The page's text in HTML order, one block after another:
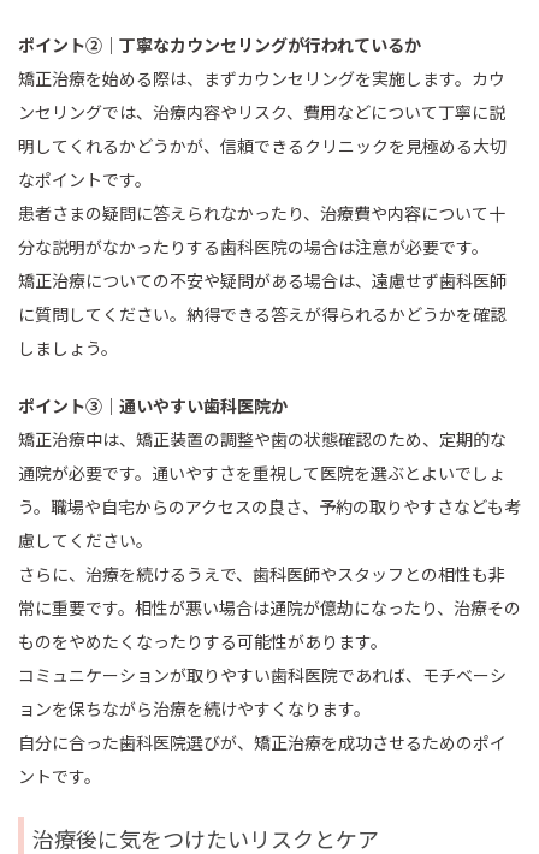
ポイント②｜丁寧なカウンセリングが行われているか
矯正治療を始める際は、まずカウンセリングを実施します。カウ
ンセリングでは、治療内容やリスク、費用などについて丁寧に説
明してくれるかどうかが、信頼できるクリニックを見極める大切
なポイントです。
患者さまの疑問に答えられなかったり、治療費や内容について十
分な説明がなかったりする歯科医院の場合は注意が必要です。
矯正治療についての不安や疑問がある場合は、遠慮せず歯科医師
に質問してください。納得できる答えが得られるかどうかを確認
しましょう。
ポイント③｜通いやすい歯科医院か
矯正治療中は、矯正装置の調整や歯の状態確認のため、定期的な
通院が必要です。通いやすさを重視して医院を選ぶとよいでしょ
う。職場や自宅からのアクセスの良さ、予約の取りやすさなども考
慮してください。
さらに、治療を続けるうえで、歯科医師やスタッフとの相性も非
常に重要です。相性が悪い場合は通院が億劫になったり、治療その
ものをやめたくなったりする可能性があります。
コミュニケーションが取りやすい歯科医院であれば、モチベーシ
ョンを保ちながら治療を続けやすくなります。
自分に合った歯科医院選びが、矯正治療を成功させるためのポイ
ントです。
治療後に気をつけたいリスクとケア